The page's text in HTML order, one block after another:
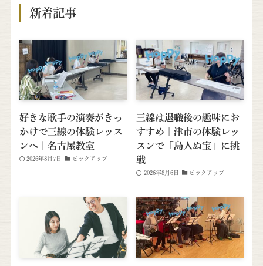
新着記事
好きな歌手の演奏がきっ
かけで三線の体験レッス
ンへ｜名古屋教室
2026年8月7日 ピックアップ
三線は退職後の趣味にお
すすめ｜津市の体験レッ
スンで「島人ぬ宝」に挑
戦
2026年8月6日 ピックアップ